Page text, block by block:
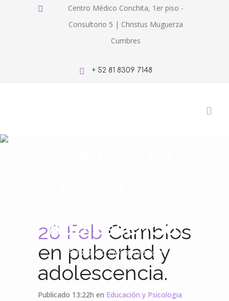
Centro Médico Conchita, 1er piso -
Consultorio 5 | Christus Muguerza
Cumbres
+ 52 81 8309 7148
Adolescencia.
Pediatría Humanizada
26 Feb Cambios
en pubertad y
adolescencia.
Publicado 13:22h en Educación y Psicologia